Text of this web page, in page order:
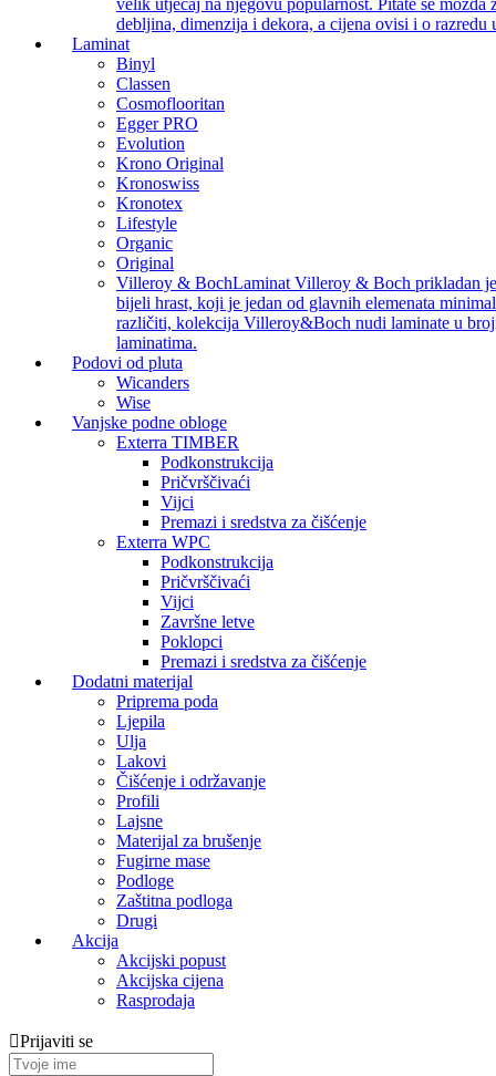
velik utjecaj na njegovu popularnost. Pitate se
debljina, dimenzija i dekora, a cijena ovisi i o razredu
Laminat
Binyl
Classen
Cosmoflooritan
Egger PRO
Evolution
Krono Original
Kronoswiss
Kronotex
Lifestyle
Organic
Original
Villeroy & BochLaminat Villeroy & Boch prikladan
bijeli hrast, koji je jedan od glavnih elemenata
različiti, kolekcija Villeroy&Boch nudi laminate u
laminatima.
Podovi od pluta
Wicanders
Wise
Vanjske podne obloge
Exterra TIMBER
Podkonstrukcija
Pričvrščivaći
Vijci
Premazi i sredstva za čišćenje
Exterra WPC
Podkonstrukcija
Pričvrščivaći
Vijci
Završne letve
Poklopci
Premazi i sredstva za čišćenje
Dodatni materijal
Priprema poda
Ljepila
Ulja
Lakovi
Čišćenje i održavanje
Profili
Lajsne
Materijal za brušenje
Fugirne mase
Podloge
Zaštitna podloga
Drugi
Akcija
Akcijski popust
Akcijska cijena
Rasprodaja
Prijaviti se